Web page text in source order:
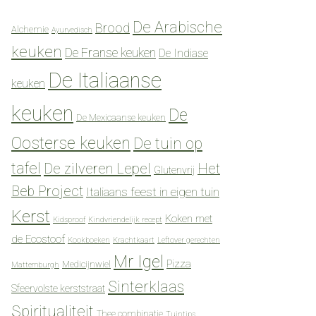
Alchemie Ayurvedisch Brood De Arabische
keuken De Franse keuken De Indiase
keuken De Italiaanse
keuken De Mexicaanse keuken De
Oosterse keuken De tuin op
tafel De zilveren Lepel Glutenvrij Het
Beb Project Italiaans feest in eigen tuin
Kerst Kidsproof Kindvriendelijk recept Koken met
de Ecostoof Kookboeken Krachtkaart Leftover gerechten
Mattemburgh Medicijnwiel Mr Igel Pizza
Sfeervolste kerststraat Sinterklaas
Spiritualiteit Thee combinatie